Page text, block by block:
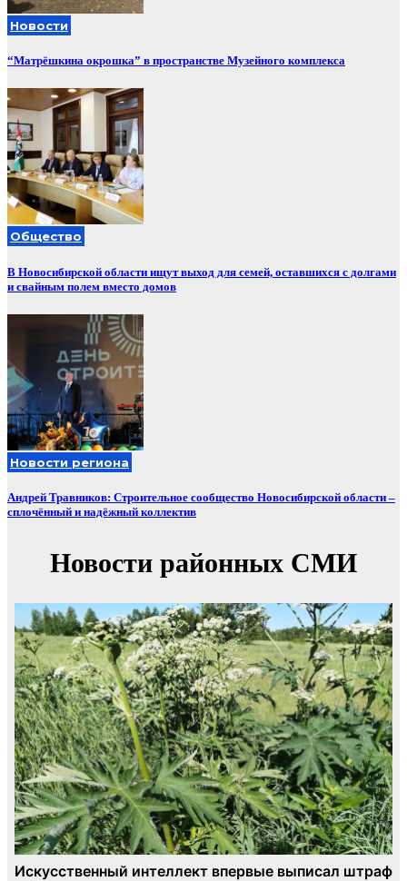
Новости
“Матрёшкина окрошка” в пространстве Музейного комплекса
Общество
В Новосибирской области ищут выход для семей, оставшихся с долгами
и свайным полем вместо домов
Новости региона
Андрей Травников: Строительное сообщество Новосибирской области –
сплочённый и надёжный коллектив